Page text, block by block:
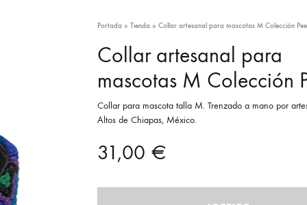
BISUTERÍA
Collares
Pendientes
Correas
Llaveros
Portada » Tienda » Collar artesanal para mascotas M Colección
Collar artesanal para
mascotas M Colección
Collar para mascota talla M. Trenzado a mano por
Altos de Chiapas, México.
31,00 €